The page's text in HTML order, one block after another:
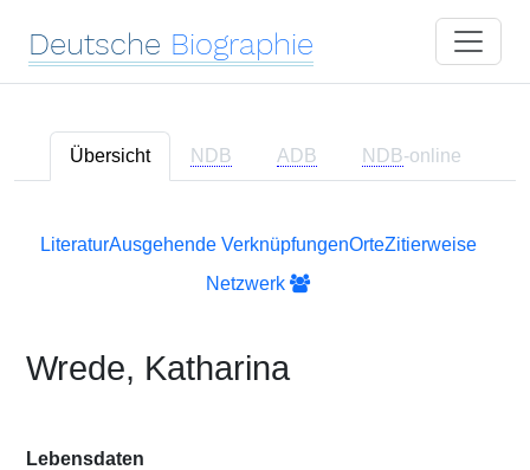
Deutsche Biographie
Übersicht NDB ADB NDB-online
LiteraturAusgehende VerknüpfungenOrteZitierweise
Netzwerk
Wrede, Katharina
Lebensdaten